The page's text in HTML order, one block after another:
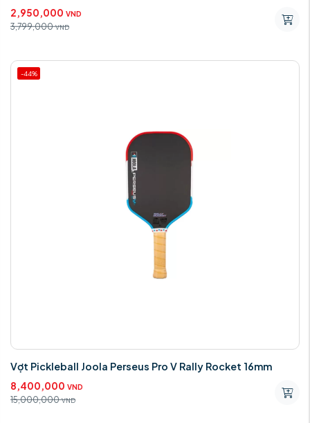
2,950,000 VND
3,799,000 VND
-44%
Vợt Pickleball Joola Perseus Pro V Rally Rocket 16mm
8,400,000 VND
15,000,000 VND